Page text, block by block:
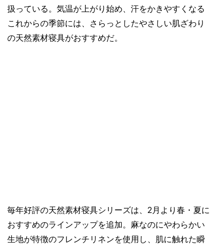
扱っている。気温が上がり始め、汗をかきやすくなる
これからの季節には、さらっとしたやさしい肌ざわり
の天然素材寝具がおすすめだ。
毎年好評の天然素材寝具シリーズは、2月より春・夏に
おすすめのラインアップを追加。麻なのにやわらかい
生地が特徴のフレンチリネンを使用し、肌に触れた瞬